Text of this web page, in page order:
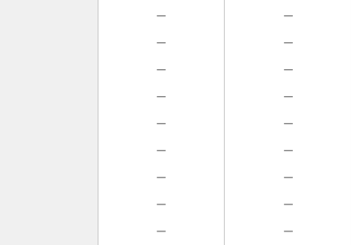
－
－
－
－
－
－
－
－
－
－
－
－
－
－
－
－
－
－